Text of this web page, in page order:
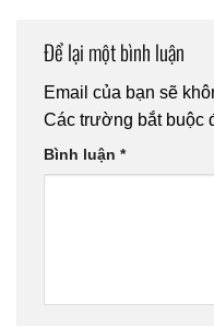
Để lại một bình luận
Email của bạn sẽ
Các trường bắt buộc
Bình luận *